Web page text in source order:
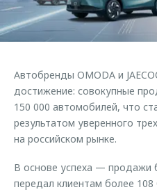
Страхование
Кредитный калькулятор
Одежда и сувениры
Оригинальные аксессуары
Запчасти
Калькулятор трейд-ин
Клиентская поддержка
O&J Автоклуб
Приложение O&J
Одежда и сувениры
Оригинальные аксессуары
Запчасти
Обратная связь
Автобренды OMODA и
достижение: совокупные
150 000 автомобилей, что
результатом уверенного
на российском рынке.
В основе успеха — продажи
передал клиентам более